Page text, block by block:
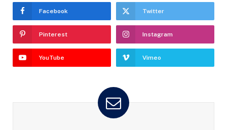
Facebook Twitter
Pinterest Instagram
YouTube Vimeo